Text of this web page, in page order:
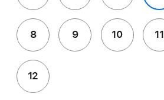
8 9 10 11
12